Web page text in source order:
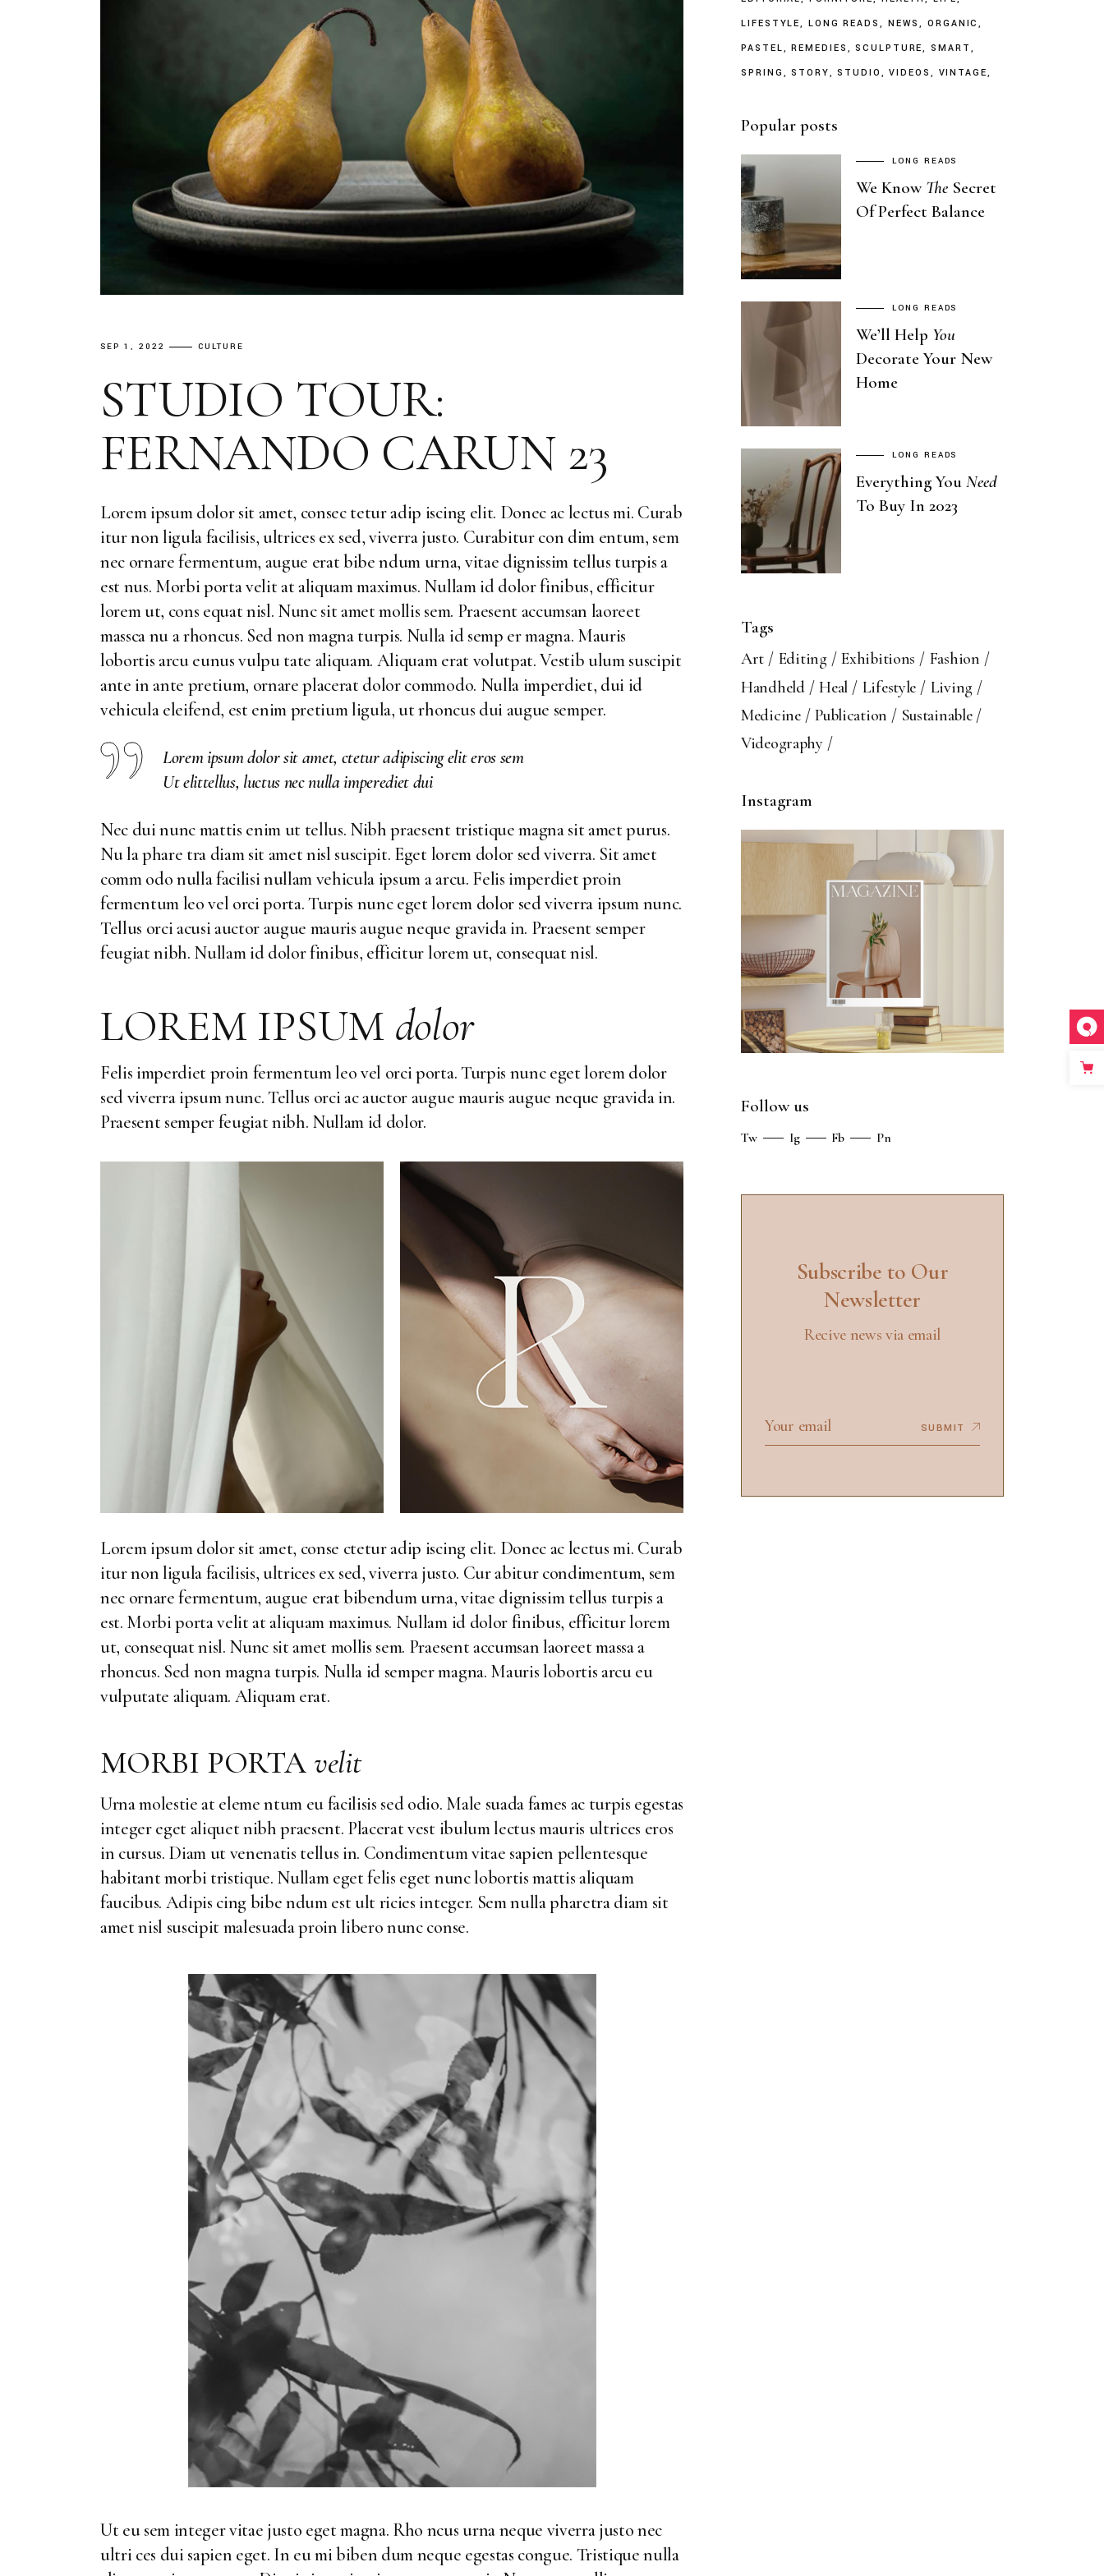
SEP 1, 2022 CULTURE
STUDIO TOUR:
FERNANDO CARUN 23
Lorem ipsum dolor sit amet, consec tetur adip iscing elit. Donec ac lectus mi. Curab
itur non ligula facilisis, ultrices ex sed, viverra justo. Curabitur con dim entum, sem
nec ornare fermentum, augue erat bibe ndum urna, vitae dignissim tellus turpis a
est nus. Morbi porta velit at aliquam maximus. Nullam id dolor finibus, efficitur
lorem ut, cons equat nisl. Nunc sit amet mollis sem. Praesent accumsan laoreet
massca nu a rhoncus. Sed non magna turpis. Nulla id semp er magna. Mauris
lobortis arcu eunus vulpu tate aliquam. Aliquam erat volutpat. Vestib ulum suscipit
ante in ante pretium, ornare placerat dolor commodo. Nulla imperdiet, dui id
vehicula eleifend, est enim pretium ligula, ut rhoncus dui augue semper.
Lorem ipsum dolor sit amet, ctetur adipiscing elit eros sem
Ut elittellus, luctus nec nulla imperediet dui
Nec dui nunc mattis enim ut tellus. Nibh praesent tristique magna sit amet purus.
Nu la phare tra diam sit amet nisl suscipit. Eget lorem dolor sed viverra. Sit amet
comm odo nulla facilisi nullam vehicula ipsum a arcu. Felis imperdiet proin
fermentum leo vel orci porta. Turpis nunc eget lorem dolor sed viverra ipsum nunc.
Tellus orci acusi auctor augue mauris augue neque gravida in. Praesent semper
feugiat nibh. Nullam id dolor finibus, efficitur lorem ut, consequat nisl.
LOREM IPSUM dolor
Felis imperdiet proin fermentum leo vel orci porta. Turpis nunc eget lorem dolor
sed viverra ipsum nunc. Tellus orci ac auctor augue mauris augue neque gravida in.
Praesent semper feugiat nibh. Nullam id dolor.
Lorem ipsum dolor sit amet, conse ctetur adip iscing elit. Donec ac lectus mi. Curab
itur non ligula facilisis, ultrices ex sed, viverra justo. Cur abitur condimentum, sem
nec ornare fermentum, augue erat bibendum urna, vitae dignissim tellus turpis a
est. Morbi porta velit at aliquam maximus. Nullam id dolor finibus, efficitur lorem
ut, consequat nisl. Nunc sit amet mollis sem. Praesent accumsan laoreet massa a
rhoncus. Sed non magna turpis. Nulla id semper magna. Mauris lobortis arcu eu
vulputate aliquam. Aliquam erat.
MORBI PORTA velit
Urna molestie at eleme ntum eu facilisis sed odio. Male suada fames ac turpis egestas
integer eget aliquet nibh praesent. Placerat vest ibulum lectus mauris ultrices eros
in cursus. Diam ut venenatis tellus in. Condimentum vitae sapien pellentesque
habitant morbi tristique. Nullam eget felis eget nunc lobortis mattis aliquam
faucibus. Adipis cing bibe ndum est ult ricies integer. Sem nulla pharetra diam sit
amet nisl suscipit malesuada proin libero nunc conse.
Ut eu sem integer vitae justo eget magna. Rho ncus urna neque viverra justo nec
ultri ces dui sapien eget. In eu mi biben dum neque egestas congue. Tristique nulla
LIFESTYLE
LONG READS NEWS
ORGANIC
PASTEL
REMEDIES SCULPTURE
SMART
SPRING
STORY STUDIO VIDEOS VINTAGE
Popular posts
LONG READS
We Know The Secret
Of Perfect Balance
LONG READS
We’ll Help You
Decorate Your New
Home
LONG READS
Everything You Need
To Buy In 2023
Tags
Art Editing Exhibitions
Fashion
Handheld
Heal Lifestyle
Living
Medicine
Publication
Sustainable
Videography
Instagram
Follow us
Tw Ig Fb Pn
Subscribe to Our
Newsletter
Recive news via email
SUBMIT